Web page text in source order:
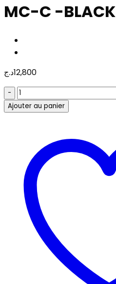
MC-C -BLACK
12,800د.ج
quantité
de
BOITIER
BLACK
Ajouter au panier